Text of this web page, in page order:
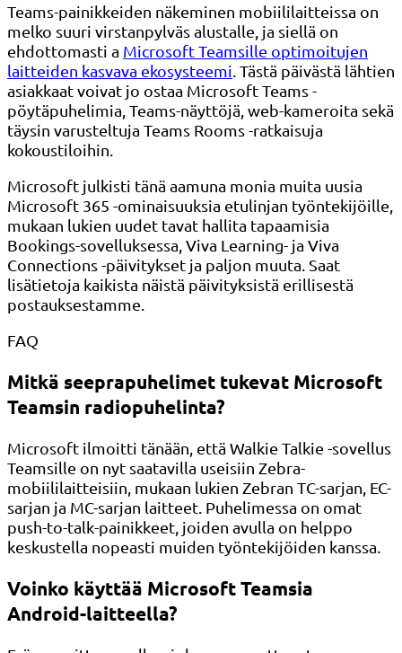
Teams-painikkeiden näkeminen mobiililaitteissa on
melko suuri virstanpylväs alustalle, ja siellä on
ehdottomasti a Microsoft Teamsille optimoitujen
laitteiden kasvava ekosysteemi . Tästä päivästä lähtien
asiakkaat voivat jo ostaa Microsoft Teams -
pöytäpuhelimia, Teams-näyttöjä, web-kameroita sekä
täysin varusteltuja Teams Rooms -ratkaisuja
kokoustiloihin.
Microsoft julkisti tänä aamuna monia muita uusia
Microsoft 365 -ominaisuuksia etulinjan työntekijöille,
mukaan lukien uudet tavat hallita tapaamisia
Bookings-sovelluksessa, Viva Learning- ja Viva
Connections -päivitykset ja paljon muuta. Saat
lisätietoja kaikista näistä päivityksistä erillisestä
postauksestamme.
FAQ
Mitkä seeprapuhelimet tukevat Microsoft
Teamsin radiopuhelinta?
Microsoft ilmoitti tänään, että Walkie Talkie -sovellus
Teamsille on nyt saatavilla useisiin Zebra-
mobiililaitteisiin, mukaan lukien Zebran TC-sarjan, EC-
sarjan ja MC-sarjan laitteet. Puhelimessa on omat
push-to-talk-painikkeet, joiden avulla on helppo
keskustella nopeasti muiden työntekijöiden kanssa.
Voinko käyttää Microsoft Teamsia
Android-laitteella?